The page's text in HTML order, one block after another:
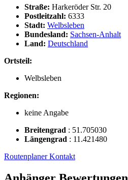
Straße: Harkeröder Str. 20
Postleitzahl: 6333
Stadt: Welbsleben
Bundesland: Sachsen-Anhalt
Land: Deutschland
Ortsteil:
Welbsleben
Regionen:
keine Angabe
Breitengrad : 51.705030
Längengrad : 11.421480
RoutenplanerKontakt